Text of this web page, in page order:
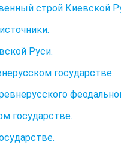
строй Киевской
Руси.
государстве.
государстве.